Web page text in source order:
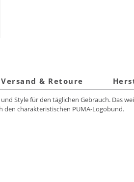
Versand & Retoure
Style für den täglichen Gebrauch. Das
den charakteristischen PUMA-Logobund.